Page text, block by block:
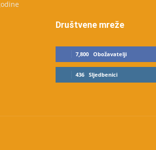
Društvene mreže
7,800 Obožavatelji
436 Sljedbenici